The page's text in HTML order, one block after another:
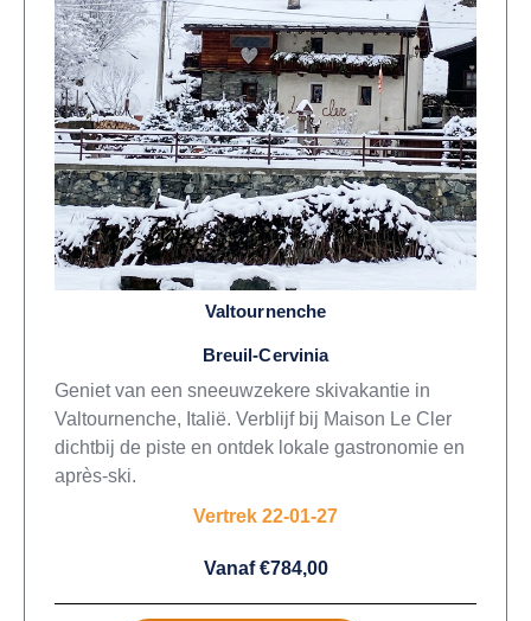
Valtournenche
Breuil-Cervinia
Geniet van een sneeuwzekere skivakantie in
Valtournenche, Italië. Verblijf bij Maison Le Cler
dichtbij de piste en ontdek lokale gastronomie en
après-ski.
Vertrek 22-01-27
Vanaf €784,00